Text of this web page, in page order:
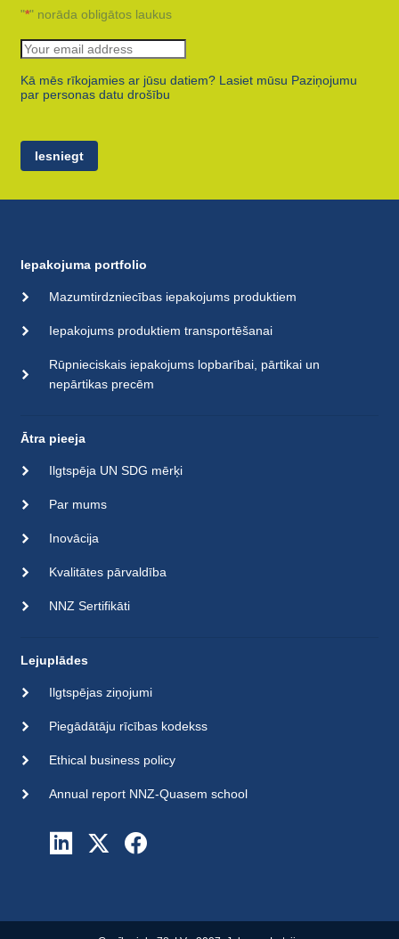
"*" norāda obligātos laukus
Kā mēs rīkojamies ar jūsu datiem? Lasiet mūsu Paziņojumu
par personas datu drošību
Iesniegt
Iepakojuma portfolio
Mazumtirdzniecības iepakojums produktiem
Iepakojums produktiem transportēšanai
Rūpnieciskais iepakojums lopbarībai, pārtikai un
nepārtikas precēm
Ātra pieeja
Ilgtspēja UN SDG mērķi
Par mums
Inovācija
Kvalitātes pārvaldība
NNZ Sertifikāti
Lejuplādes
Ilgtspējas ziņojumi
Piegādātāju rīcības kodekss
Ethical business policy
Annual report NNZ-Quasem school